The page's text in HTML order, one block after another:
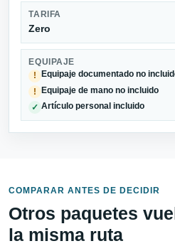
TARIFA
Zero
EQUIPAJE
!
Equipaje documentado no
! Equipaje de mano no incluido
✓ Artículo personal incluido
COMPARAR ANTES DE DECIDIR
Otros paquetes
la misma ruta